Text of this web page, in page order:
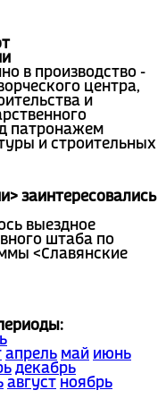
в производство -
центра,
и
патронажем
и строительных
заинтересовались
выездное
штаба по
<Славянские
апрель май июнь
декабрь
август ноябрь